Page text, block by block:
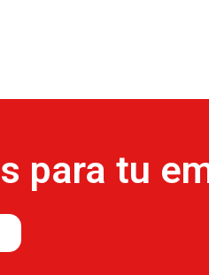
para tu